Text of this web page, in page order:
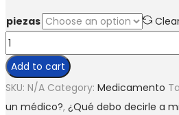
piezas
Add to cart
SKU: N/A Category: Medicamento
un médico?, ¿Qué debo decirle a